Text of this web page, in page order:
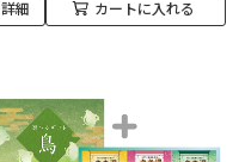
詳細 カートに入れる